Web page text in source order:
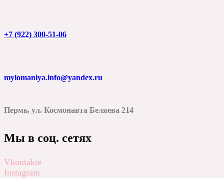
+7 (922) 300-51-06
mylomaniya.info@yandex.ru
Пермь, ул. Космонавта Беляева 214
Мы в соц. сетях
Vkontakte
Instagram